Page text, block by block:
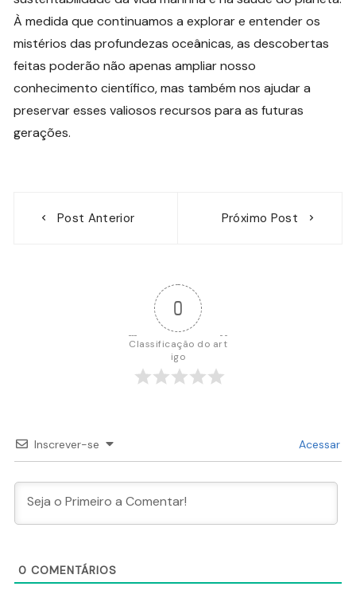
À medida que continuamos a explorar e entender os
mistérios das profundezas oceânicas, as descobertas
feitas poderão não apenas ampliar nosso
conhecimento científico, mas também nos ajudar a
preservar esses valiosos recursos para as futuras
gerações.
Post Anterior Próximo Post
0
Classificação do art
igo
Inscrever-se Acessar
0 COMENTÁRIOS